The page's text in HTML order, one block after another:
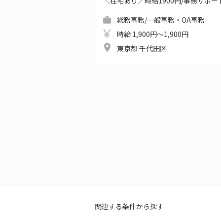
総務事務/一般事務・OA事務
時給 1,900円～1,900円
東京都 千代田区
関連する条件から探す